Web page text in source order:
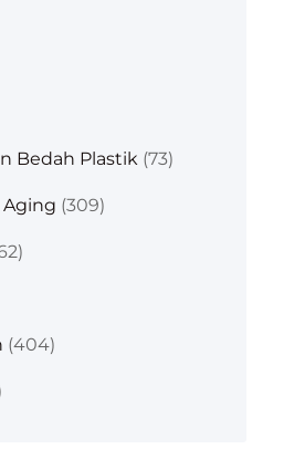
Bedah Plastik (73)
(309)
(404)